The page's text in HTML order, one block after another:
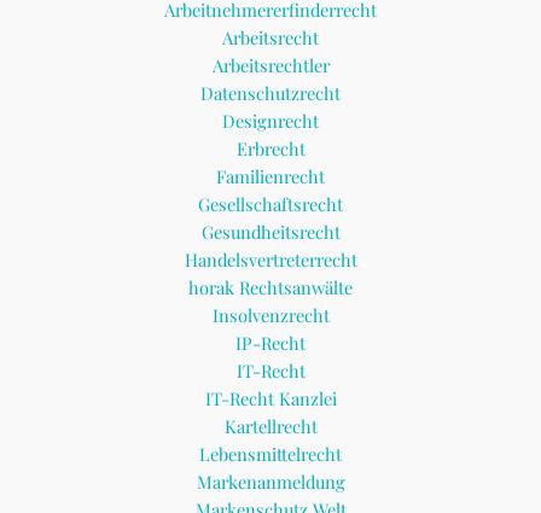
Arbeitnehmererfinderrecht
Arbeitsrecht
Arbeitsrechtler
Datenschutzrecht
Designrecht
Erbrecht
Familienrecht
Gesellschaftsrecht
Gesundheitsrecht
Handelsvertreterrecht
horak Rechtsanwälte
Insolvenzrecht
IP-Recht
IT-Recht
IT-Recht Kanzlei
Kartellrecht
Lebensmittelrecht
Markenanmeldung